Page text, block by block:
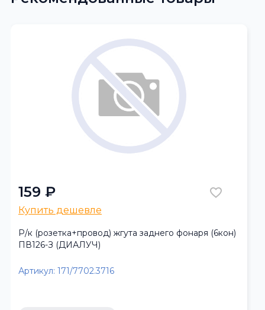
159 ₽
Купить дешевле
Р/к (розетка+провод) жгута заднего фонаря (6кон)
ПВ126-З (ДИАЛУЧ)
Артикул: 171/7702.3716